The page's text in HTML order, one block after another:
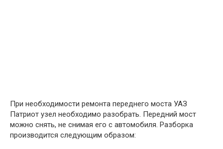
При необходимости ремонта переднего моста УАЗ
Патриот узел необходимо разобрать. Передний мост
можно снять, не снимая его с автомобиля. Разборка
производится следующим образом: